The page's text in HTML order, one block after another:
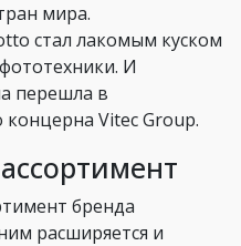
мира.
стал лакомым куском
И
перешла в
концерна Vitec Group.
бренда
расширяется и